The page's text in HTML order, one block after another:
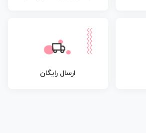
ارسال رایگان